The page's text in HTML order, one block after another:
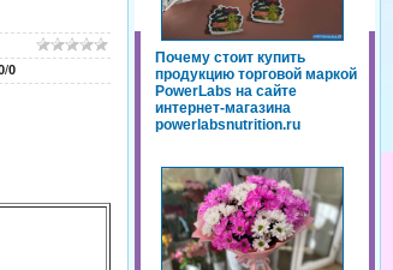
/0
Почему стоит купить
продукцию торговой маркой
PowerLabs на сайте
интернет-магазина
powerlabsnutrition.ru